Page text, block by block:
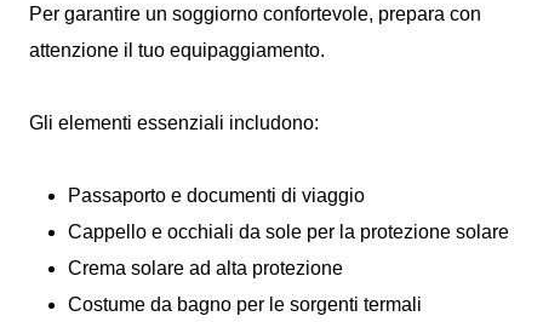
Per garantire un soggiorno confortevole, prepara con
attenzione il tuo equipaggiamento.
Gli elementi essenziali includono:
Passaporto e documenti di viaggio
Cappello e occhiali da sole per la protezione solare
Crema solare ad alta protezione
Costume da bagno per le sorgenti termali